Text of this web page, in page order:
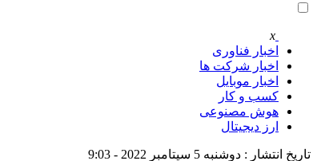
x
اخبار فناوری
اخبار شرکت ها
اخبار موبایل
کسب و کار
هوش مصنوعی
ارز دیجیتال
تاریخ انتشار : دوشنبه 5 سپتامبر 2022 - 9:03